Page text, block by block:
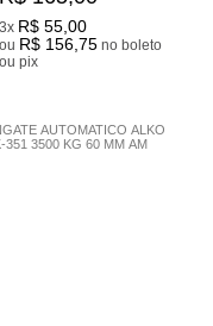
3x R$ 55,00
ou R$ 156,75 no boleto
ou pix